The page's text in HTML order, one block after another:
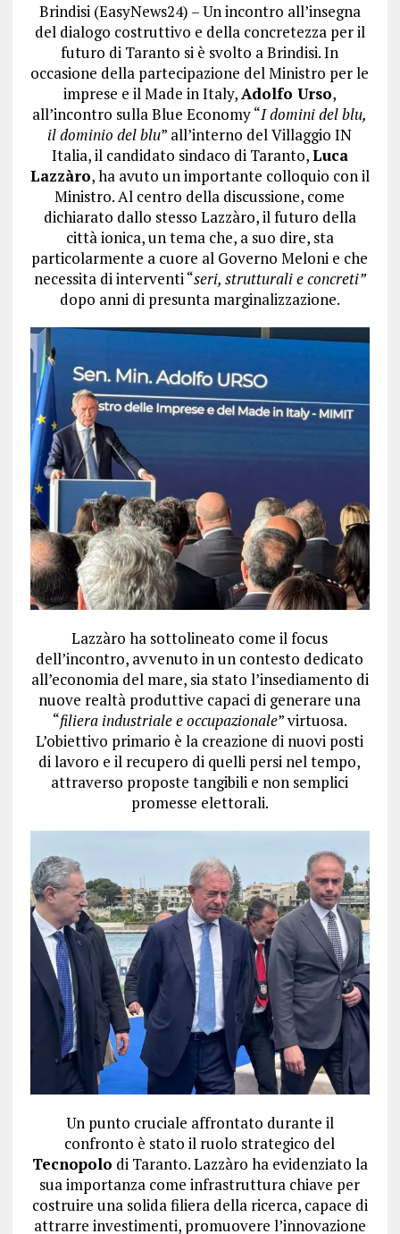
Brindisi (EasyNews24) – Un incontro all’insegna
del dialogo costruttivo e della concretezza per il
futuro di Taranto si è svolto a Brindisi. In
occasione della partecipazione del Ministro per le
imprese e il Made in Italy,Adolfo Urso,
all’incontro sulla Blue Economy “I domini del blu,
il dominio del blu” all’interno del Villaggio IN
Italia, il candidato sindaco di Taranto,Luca
Lazzàro, ha avuto un importante colloquio con il
Ministro. Al centro della discussione, come
dichiarato dallo stesso Lazzàro, il futuro della
città ionica, un tema che, a suo dire, sta
particolarmente a cuore al Governo Meloni e che
necessita di interventi “seri, strutturali e concreti”
dopo anni di presunta marginalizzazione.
Lazzàro ha sottolineato come il focus
dell’incontro, avvenuto in un contesto dedicato
all’economia del mare, sia stato l’insediamento di
nuove realtà produttive capaci di generare una
“filiera industriale e occupazionale” virtuosa.
L’obiettivo primario è la creazione di nuovi posti
di lavoro e il recupero di quelli persi nel tempo,
attraverso proposte tangibili e non semplici
promesse elettorali.
Un punto cruciale affrontato durante il
confronto è stato il ruolo strategico del
Tecnopolo di Taranto. Lazzàro ha evidenziato la
sua importanza come infrastruttura chiave per
costruire una solida filiera della ricerca, capace di
attrarre investimenti, promuovere l’innovazione